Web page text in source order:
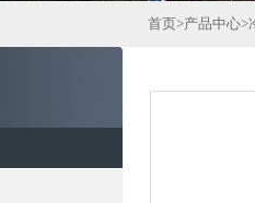
首页>产品中心>